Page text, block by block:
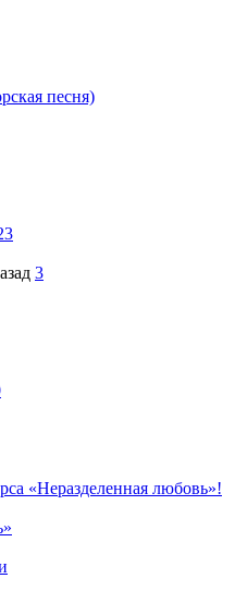
песня)
3
«Неразделенная любовь»!